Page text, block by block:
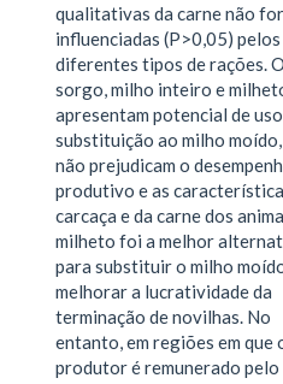
qualitativas da carne não
influenciadas (P>0,05) pelos
diferentes tipos de rações.
sorgo, milho inteiro e
apresentam potencial de
substituição ao milho
não prejudicam o
produtivo e as
carcaça e da carne dos
milheto foi a melhor
para substituir o milho
melhorar a lucratividade da
terminação de novilhas. No
entanto, em regiões em que
produtor é remunerado pelo